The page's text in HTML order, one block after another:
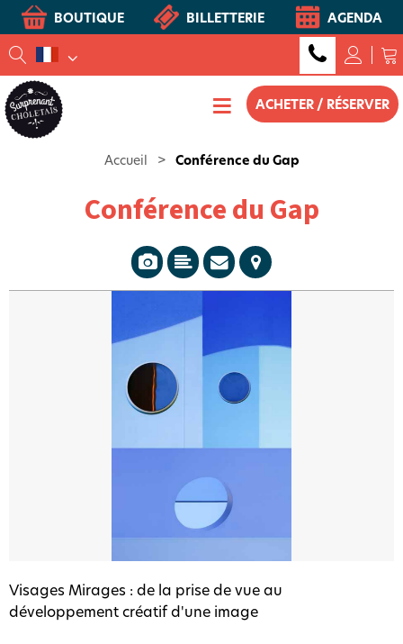
BOUTIQUE BILLETTERIE AGENDA
ACHETER / RÉSERVER
Accueil > Conférence du Gap
Conférence du Gap
Visages Mirages : de la prise de vue au
développement créatif d'une image